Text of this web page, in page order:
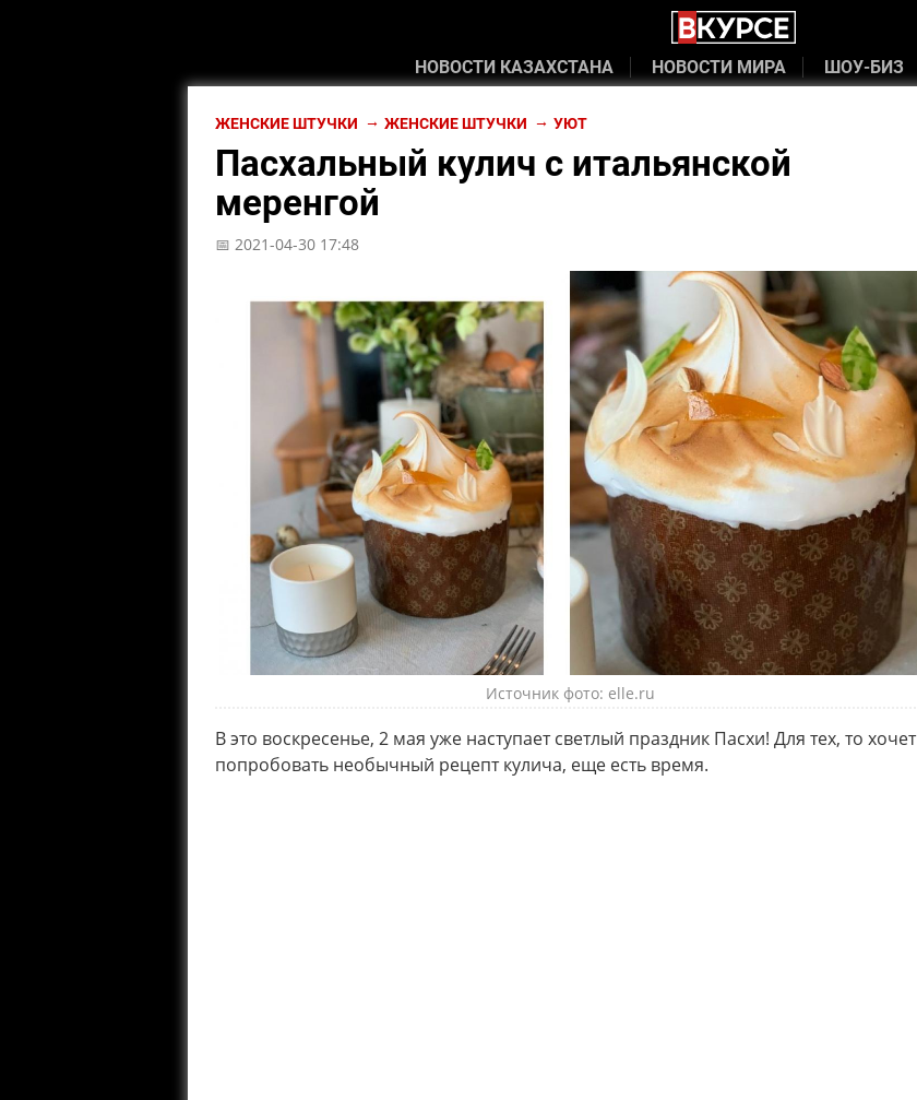
НОВОСТИ КАЗАХСТАНА НОВОСТИ МИРА ШОУ-БИЗ
ЖЕНСКИЕ ШТУЧКИ ЖЕНСКИЕ ШТУЧКИ УЮТ
Пасхальный кулич с итальянской
меренгой
📅 2021-04-30 17:48
Источник фото: elle.ru
В это воскресенье, 2 мая уже наступает светлый праздник Пасхи! Для тех, то хочет
попробовать необычный рецепт кулича, еще есть время.